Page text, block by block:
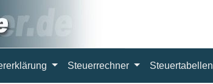
Steuerrechner Steuertabellen